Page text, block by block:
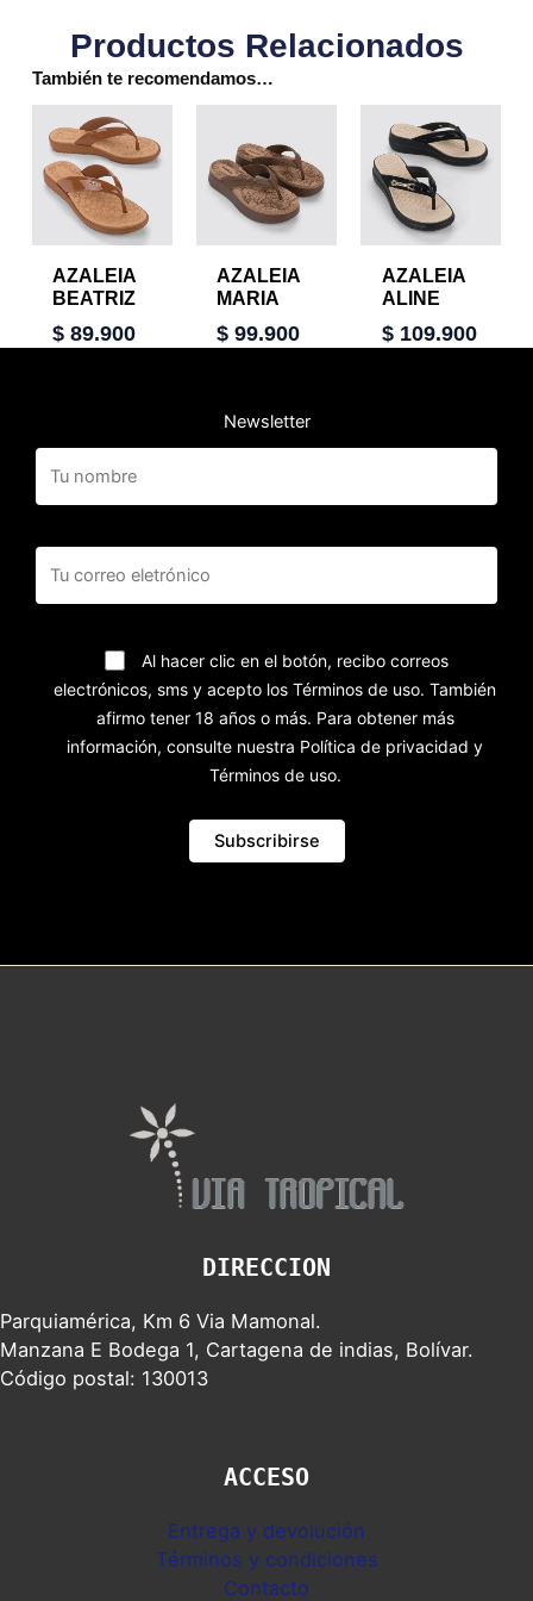
Productos Relacionados
También te recomendamos…
AZALEIA
BEATRIZ
$ 89.900
AZALEIA
MARIA
$ 99.900
AZALEIA
ALINE
$109.900
Newsletter
Al hacer clic en el botón, recibo correos
electrónicos, sms y acepto los Términos de uso. También
afirmo tener 18 años o más. Para obtener más
información, consulte nuestra Política de privacidad y
Términos de uso.
DIRECCION
Parquiamérica, Km 6 Via Mamonal.
Manzana E Bodega 1, Cartagena de indias, Bolívar.
Código postal: 130013
ACCESO
Entrega y devolución
Términos y condiciones
Contacto